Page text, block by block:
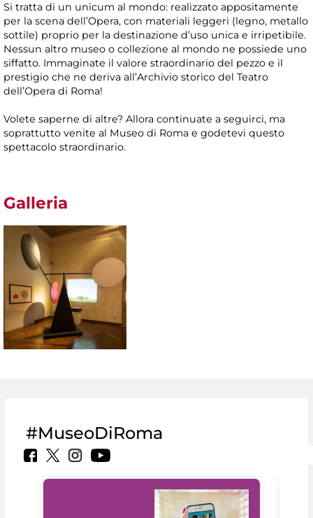
Si tratta di un unicum al mondo: realizzato appositamente
per la scena dell’Opera, con materiali leggeri (legno, metallo
sottile) proprio per la destinazione d’uso unica e irripetibile.
Nessun altro museo o collezione al mondo ne possiede uno
siffatto. Immaginate il valore straordinario del pezzo e il
prestigio che ne deriva all’Archivio storico del Teatro
dell’Opera di Roma!
Volete saperne di altre? Allora continuate a seguirci, ma
soprattutto venite al Museo di Roma e godetevi questo
spettacolo straordinario.
Galleria
#MuseoDiRoma